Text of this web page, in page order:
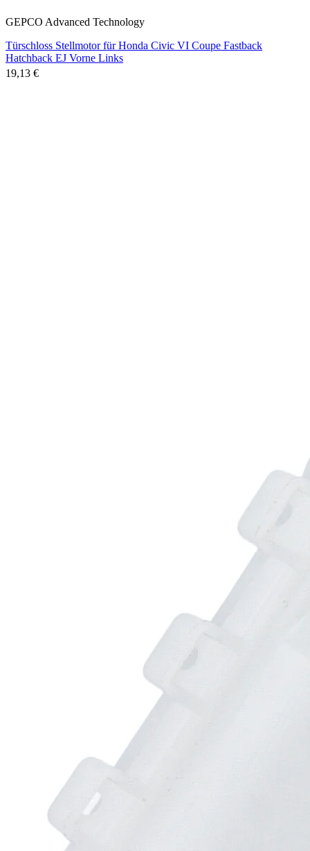
GEPCO Advanced Technology
Türschloss Stellmotor für Honda Civic VI Coupe Fastback
Hatchback EJ Vorne Links
19,13 €